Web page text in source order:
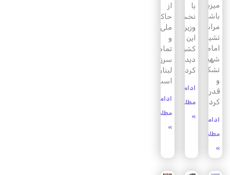
میزبانی
باشکوه
مراسم
تشییع
امام
شهید
تشکر
و
قدردانی
کرد.
ادامه
مطلب
»
با
نخست
وزیر
این
کشور
دیدار
کرد
ادامه
مطلب
»
از
حاکمیت
ملی
و
تمامیت
سرزمینی
لبنان
است
ادامه
مطلب
»